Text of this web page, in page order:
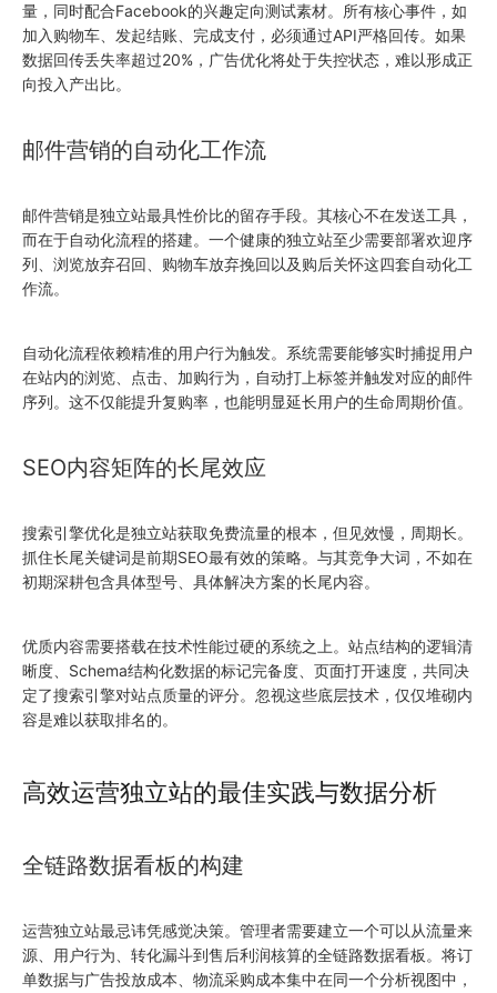
量，同时配合Facebook的兴趣定向测试素材。所有核心事件，如
加入购物车、发起结账、完成支付，必须通过API严格回传。如果
数据回传丢失率超过20%，广告优化将处于失控状态，难以形成正
向投入产出比。
邮件营销的自动化工作流
邮件营销是独立站最具性价比的留存手段。其核心不在发送工具，
而在于自动化流程的搭建。一个健康的独立站至少需要部署欢迎序
列、浏览放弃召回、购物车放弃挽回以及购后关怀这四套自动化工
作流。
自动化流程依赖精准的用户行为触发。系统需要能够实时捕捉用户
在站内的浏览、点击、加购行为，自动打上标签并触发对应的邮件
序列。这不仅能提升复购率，也能明显延长用户的生命周期价值。
SEO内容矩阵的长尾效应
搜索引擎优化是独立站获取免费流量的根本，但见效慢，周期长。
抓住长尾关键词是前期SEO最有效的策略。与其竞争大词，不如在
初期深耕包含具体型号、具体解决方案的长尾内容。
优质内容需要搭载在技术性能过硬的系统之上。站点结构的逻辑清
晰度、Schema结构化数据的标记完备度、页面打开速度，共同决
定了搜索引擎对站点质量的评分。忽视这些底层技术，仅仅堆砌内
容是难以获取排名的。
高效运营独立站的最佳实践与数据分析
全链路数据看板的构建
运营独立站最忌讳凭感觉决策。管理者需要建立一个可以从流量来
源、用户行为、转化漏斗到售后利润核算的全链路数据看板。将订
单数据与广告投放成本、物流采购成本集中在同一个分析视图中，